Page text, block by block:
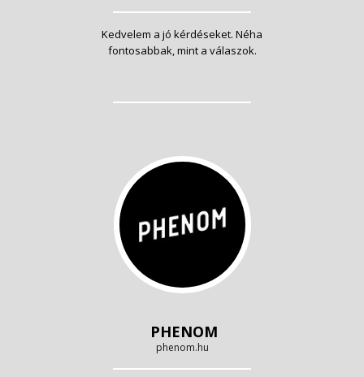
Kedvelem a jó kérdéseket. Néha
fontosabbak, mint a válaszok.
PHENOM
phenom.hu